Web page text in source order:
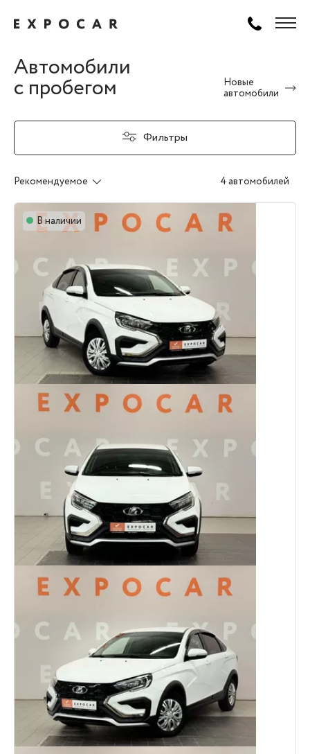
Автомобили
с пробегом
Новые
автомобили
Фильтры
Рекомендуемое 4 автомобилей
В наличии